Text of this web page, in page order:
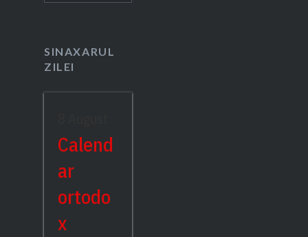
SINAXARUL
ZILEI
Calend
ar
ortodo
x